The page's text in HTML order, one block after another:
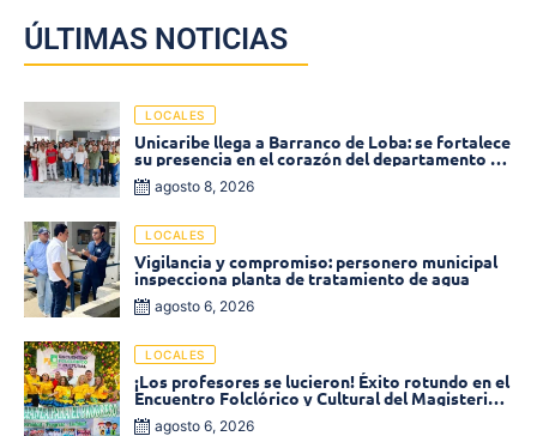
ÚLTIMAS NOTICIAS
LOCALES
Unicaribe llega a Barranco de Loba: se fortalece
su presencia en el corazón del departamento de
Bolívar
agosto 8, 2026
LOCALES
Vigilancia y compromiso: personero municipal
inspecciona planta de tratamiento de agua
agosto 6, 2026
LOCALES
¡Los profesores se lucieron! Éxito rotundo en el
Encuentro Folclórico y Cultural del Magisterio
2026 en Ciénaga
agosto 6, 2026